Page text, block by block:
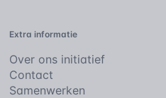
Extra informatie
Over ons initiatief
Contact
Samenwerken